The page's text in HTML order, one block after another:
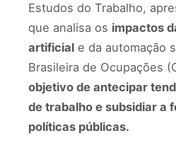
Estudos do Trabalho,
que analisa os impactos
artificial e da automação
Brasileira de Ocupações
objetivo de antecipar
de trabalho e subsidiar a
políticas públicas.